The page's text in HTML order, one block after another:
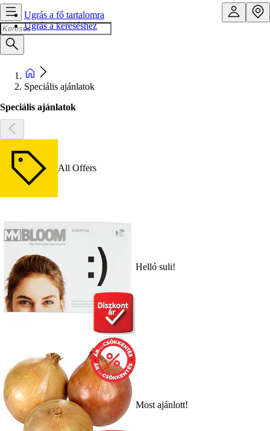
Ugrás a fő tartalomra
Ugrás a kereséshez
Speciális ajánlatok
Speciális ajánlatok
All Offers
Helló suli!
Most ajánlott!